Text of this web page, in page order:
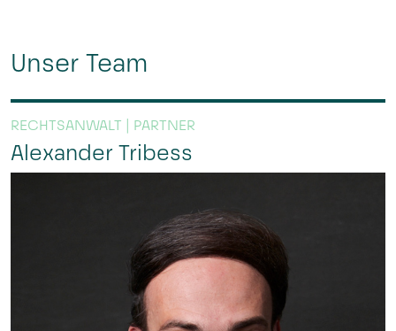
Unser Team
RECHTSANWALT | PARTNER
Alexander Tribess